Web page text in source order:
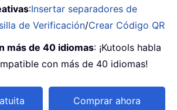
:Insertar separadores de
de Verificación/Crear Código QR
más de 40 idiomas: ¡Kutools habla
con más de 40 idiomas!
Comprar ahora